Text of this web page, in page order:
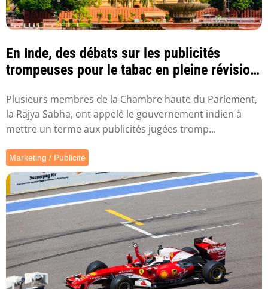
En Inde, des débats sur les publicités
trompeuses pour le tabac en pleine révision
Plusieurs membres de la Chambre haute du Parlement,
la Rajya Sabha, ont appelé le gouvernement indien à
mettre un terme aux publicités jugées tromp...
Marketing / Publicité